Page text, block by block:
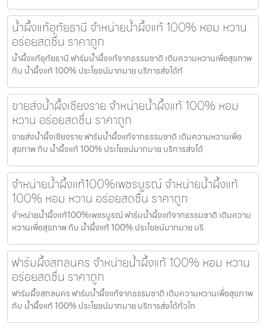
น้ำผึ้งแท้อุทัยธานี จำหน่ายน้ำผึ้งแท้ 100% หอม หวาน
อร่อยสดชื่น ราคาถูก
น้ำผึ้งแท้อุทัยธานี ฟาร์มน้ำผึ้งแท้จากธรรมชาติ เติมความหวานเพื่อสุขภาพ
กับ น้ำผึ้งแท้ 100% ประโยชน์มากมาย บริการส่งได้ทั
ขายส่งน้ำผึ้งเชียงราย จำหน่ายน้ำผึ้งแท้ 100% หอม
หวาน อร่อยสดชื่น ราคาถูก
ขายส่งน้ำผึ้งเชียงราย ฟาร์มน้ำผึ้งแท้จากธรรมชาติ เติมความหวานเพื่อ
สุขภาพ กับ น้ำผึ้งแท้ 100% ประโยชน์มากมาย บริการส่งได้
จำหน่ายน้ำผึ้งแท้100%เพชรบูรณ์ จำหน่ายน้ำผึ้งแท้
100% หอม หวาน อร่อยสดชื่น ราคาถูก
จำหน่ายน้ำผึ้งแท้100%เพชรบูรณ์ ฟาร์มน้ำผึ้งแท้จากธรรมชาติ เติมความ
หวานเพื่อสุขภาพ กับ น้ำผึ้งแท้ 100% ประโยชน์มากมาย บริ
ฟาร์มผึ้งสกลนคร จำหน่ายน้ำผึ้งแท้ 100% หอม หวาน
อร่อยสดชื่น ราคาถูก
ฟาร์มผึ้งสกลนคร ฟาร์มน้ำผึ้งแท้จากธรรมชาติ เติมความหวานเพื่อสุขภาพ
กับ น้ำผึ้งแท้ 100% ประโยชน์มากมาย บริการส่งได้ทั่วไท